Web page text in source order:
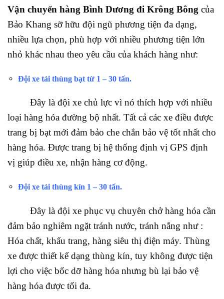
Vận chuyển hàng Bình Dương đi Krông Bông của
Bảo Khang sỡ hữu đội ngũ phương tiện đa dạng,
nhiều lựa chọn, phù hợp với nhiều phương tiện lớn
nhỏ khác nhau theo yêu cầu của khách hàng như:
Đội xe tải thùng bạt từ 1 – 30 tấn.
Đây là đội xe chủ lực vì nó thích hợp với nhiều
loại hàng hóa đường bộ nhất. Tất cả các xe điều được
trang bị bạt mới đảm bảo che chắn bảo vệ tốt nhất cho
hàng hóa. Được trang bị hệ thống định vị GPS định
vị giúp điều xe, nhận hàng cơ động.
Đội xe tải thùng kín 1 – 30 tấn.
Đây là đội xe phục vụ chuyên chở hàng hóa cần
đảm bảo nghiêm ngặt tránh nước, tránh nắng như :
Hóa chất, khẩu trang, hàng siêu thị điện máy. Thùng
xe được thiết kế dạng thùng kín, tuy không được tiện
lợi cho việc bốc dỡ hàng hóa nhưng bù lại bảo vệ
hàng hóa được tối đa.